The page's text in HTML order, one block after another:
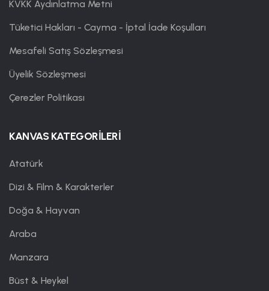
KVKK Aydınlatma Metni
Tüketici Hakları - Cayma - İptal İade Koşulları
Mesafeli Satış Sözleşmesi
Üyelik Sözleşmesi
Çerezler Politikası
KANVAS KATEGORİLERİ
Atatürk
Dizi & Film & Karakterler
Doğa & Hayvan
Araba
Manzara
Büst & Heykel